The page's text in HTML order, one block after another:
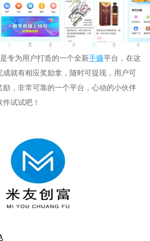
专为用户打造的一个全新手赚平台，在这
成就有相应奖励拿，随时可提现，用户可
励，非常可靠的一个平台，心动的小伙伴
试试吧！